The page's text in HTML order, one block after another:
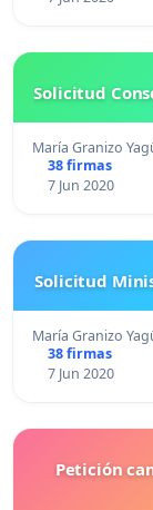
Solicitud
María Granizo
38 firmas
7 Jun 2020
Solicitud
María Granizo
38 firmas
7 Jun 2020
Petición